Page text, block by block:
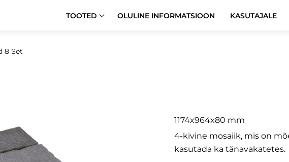
TOOTED OLULINE INFORMATSIOON KASUTAJALE
8 Set
1174x964x80 mm
4-kivine mosaiik, mis on
kasutada ka tänavakatetes.